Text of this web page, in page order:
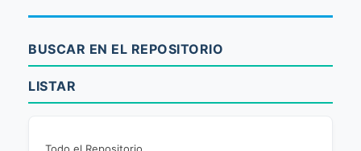
BUSCAR EN EL REPOSITORIO
LISTAR